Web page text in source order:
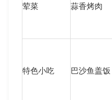
荤菜 蒜香烤肉
特色小吃 巴沙鱼盖饭